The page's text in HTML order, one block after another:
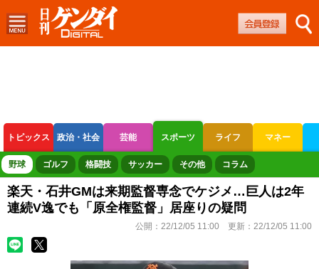
トピックス 政治・社会 芸能 スポーツ ライフ マネー
ボートレース 競輪 オートレース
野球 ゴルフ 格闘技 サッカー その他 コラム
楽天・石井GMは来期監督専念でケジメ…巨人は2年
連続V逸でも「原全権監督」居座りの疑問
公開： 22/12/05 11:00 更新： 22/12/05 11:00